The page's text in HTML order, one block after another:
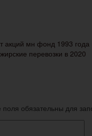
акций мн фонд 1993 года
перевозки в 2020
обязательны для